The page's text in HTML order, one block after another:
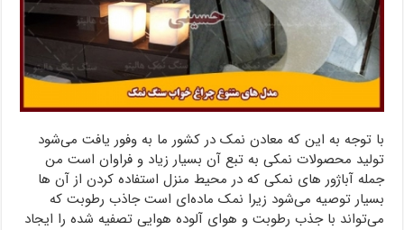
با توجه به این که معادن نمک در کشور ما به وفور یافت می‌شود
تولید محصولات نمکی به تبع آن بسیار زیاد و فراوان است من
جمله آباژور های نمکی که در محیط منزل استفاده کردن از آن ها
بسیار توصیه می‌شود زیرا نمک ماده‌ای است جاذب رطوبت که
می‌تواند با جذب رطوبت و هوای آلوده هوایی تصفیه شده را ایجاد